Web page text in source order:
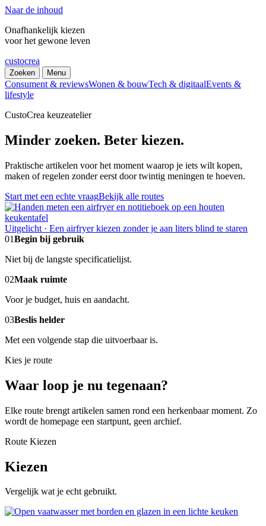
Naar de inhoud
Onafhankelijk kiezen
voor het gewone leven
custocrea
Zoeken Menu
Consument & reviewsWonen & bouwTech & digitaalEvents &
lifestyle
CustoCrea keuzeatelier
Minder zoeken. Beter kiezen.
Praktische artikelen voor het moment waarop je iets wilt kopen,
maken of regelen zonder eerst door twintig meningen te hoeven.
Start met een echte vraagBekijk alle routes
Uitgelicht · Een airfryer kiezen zonder je aan liters blind te staren
01Begin bij gebruik
Niet bij de langste specificatielijst.
02Maak ruimte
Voor je budget, huis en aandacht.
03Beslis helder
Met een volgende stap die uitvoerbaar is.
Kies je route
Waar loop je nu tegenaan?
Elke route brengt artikelen samen rond een herkenbaar moment. Zo
wordt de homepage een startpunt, geen archief.
Route Kiezen
Kiezen
Vergelijk wat je echt gebruikt.